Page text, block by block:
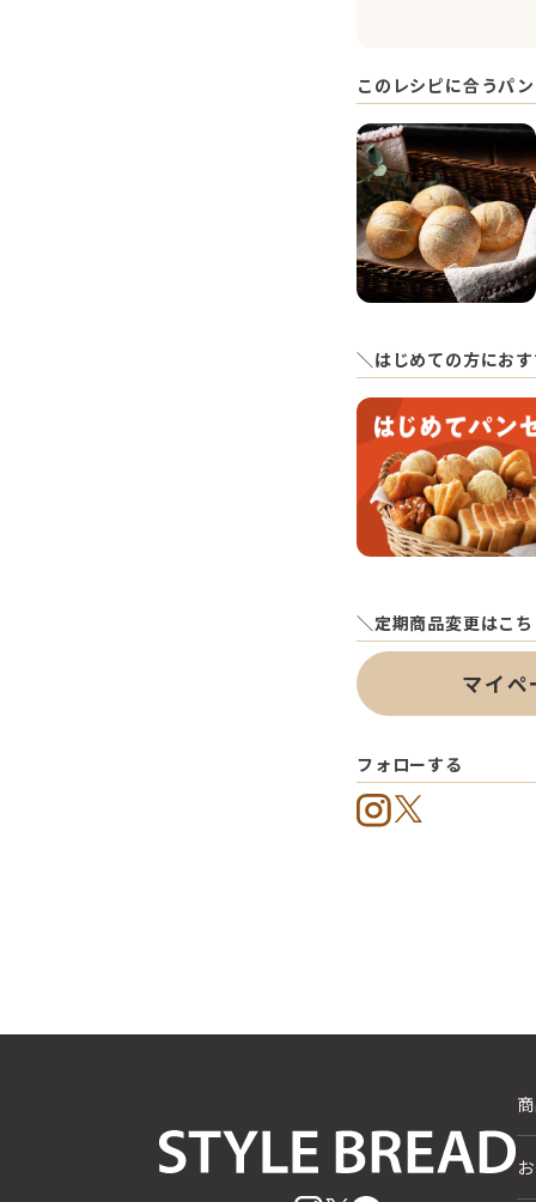
このレシピに合うパン
＼はじめての方にお
＼定期商品変更はこ
マイ
フォローする